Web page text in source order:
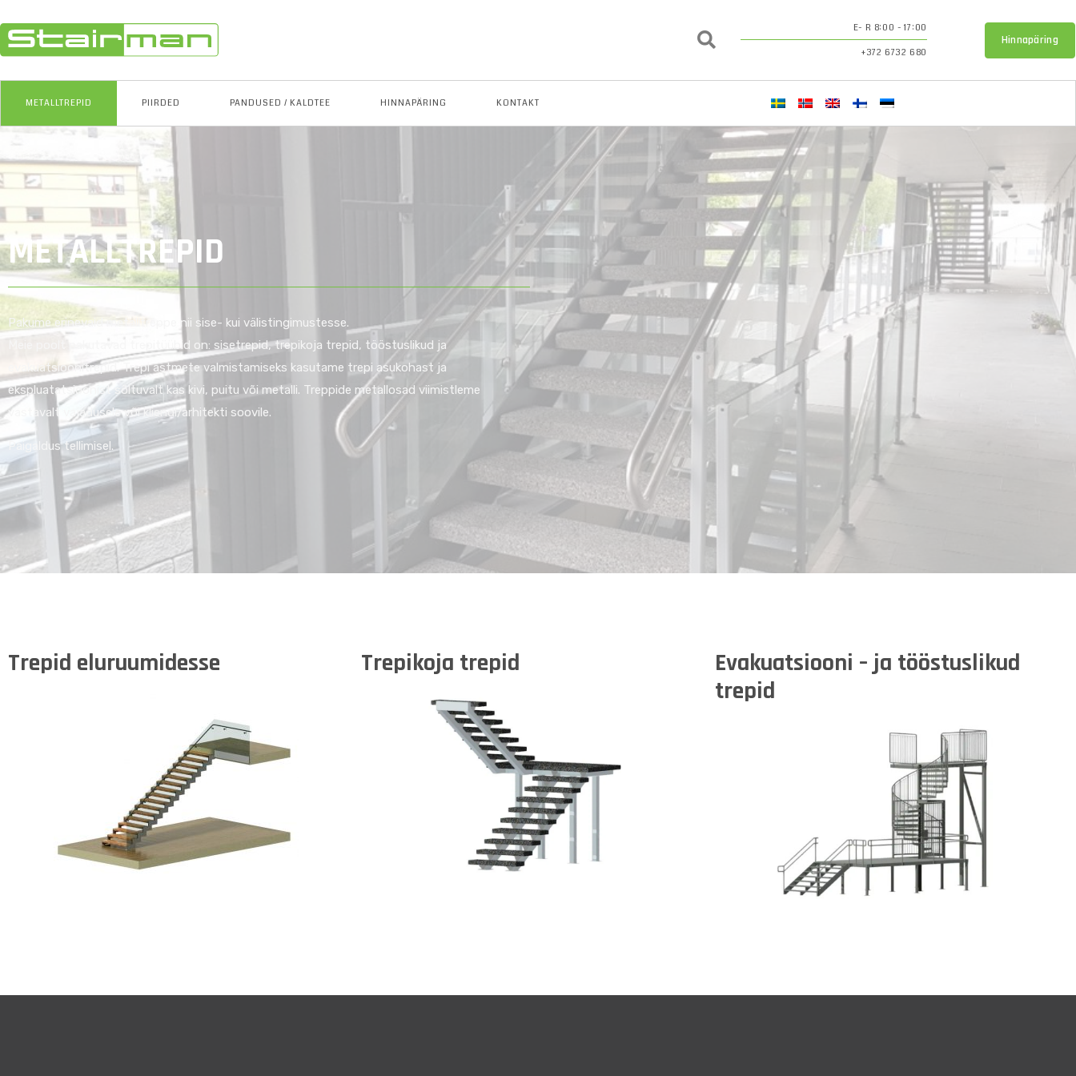
E- R 8:00 - 17:00
+372 6732 680
Hinnapäring
METALLTREPID PIIRDED PANDUSED / KALDTEE HINNAPÄRING KONTAKT
METALLTREPID
Pakume erinevaid metalltreppe nii sise- kui välistingimustesse.
Meie poolt pakutavad trepitüübid on: sisetrepid, trepikoja trepid, tööstuslikud ja
evakuatsioonitrepid. Trepi astmete valmistamiseks kasutame trepi asukohast ja
ekspluatatsioonist sõltuvalt kas kivi, puitu või metalli. Treppide metallosad viimistleme
vastavalt vajadusele või kliendi/arhitekti soovile.
Paigaldus tellimisel.
Trepid eluruumidesse Trepikoja trepid
Evakuatsiooni – ja tööstuslikud
trepid